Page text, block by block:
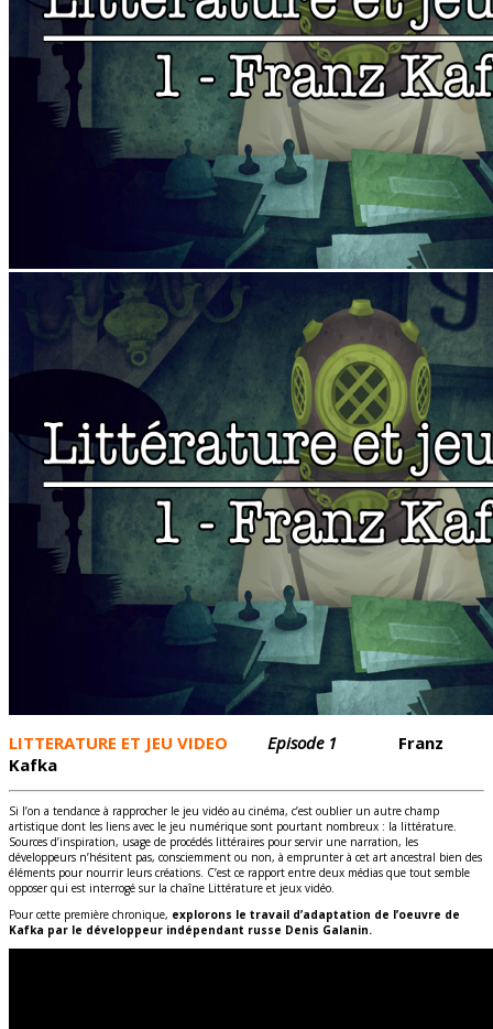
LITTERATURE ET JEU VIDEO Episode 1
Franz
Kafka
Si l’on a tendance à rapprocher le jeu vidéo au cinéma, c’est oublier un autre champ
artistique dont les liens avec le jeu numérique sont pourtant nombreux : la littérature.
Sources d’inspiration, usage de procédés littéraires pour servir une narration, les
développeurs n’hésitent pas, consciemment ou non, à emprunter à cet art ancestral bien des
éléments pour nourrir leurs créations. C’est ce rapport entre deux médias que tout semble
opposer qui est interrogé sur la chaîne Littérature et jeux vidéo.
Pour cette première chronique, explorons le travail d’adaptation de l’oeuvre de
Kafka par le développeur indépendant russe Denis Galanin.